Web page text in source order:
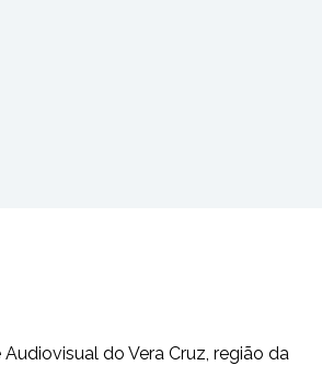
do Vera Cruz, região da